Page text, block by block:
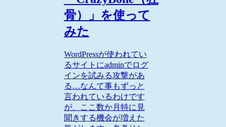
骨）」を使って
みた
WordPressが使われてい
るサイトにadminでログ
インを試みる攻撃があ
る…なんて事もずっと
言われているわけです
が、ここ数か月特に見
聞きする機会が増えた